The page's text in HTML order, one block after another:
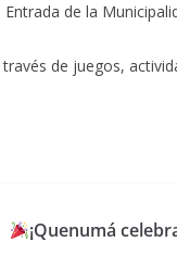
de la
de juegos,
¡Quenumá